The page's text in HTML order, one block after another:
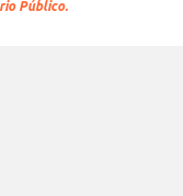
Público.